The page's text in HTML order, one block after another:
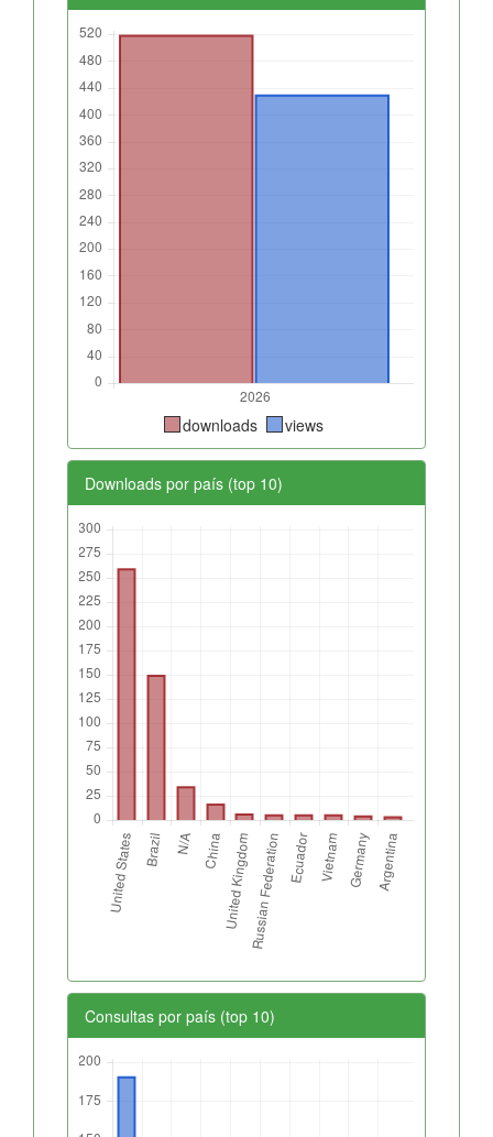
downloads views
Downloads por país (top 10)
Consultas por país (top 10)